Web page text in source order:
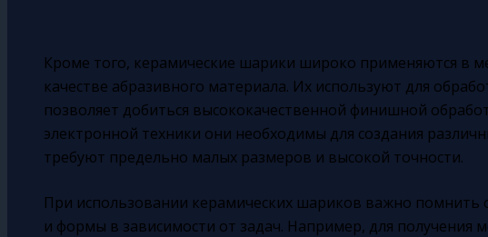
Кроме того, керамические шарики широко применяются в
качестве абразивного материала. Их используют для
позволяет добиться высококачественной финишной
электронной техники они необходимы для создания
требуют предельно малых размеров и высокой точности.
При использовании керамических шариков важно
и формы в зависимости от задач. Например, для получения